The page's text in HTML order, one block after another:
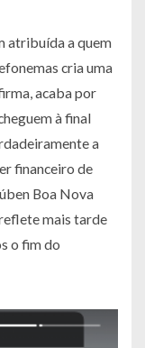
atribuída a quem
cria uma
acaba por
à final
a
financeiro de
Boa Nova
mais tarde
o fim do